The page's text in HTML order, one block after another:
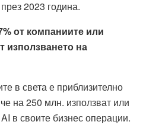
2023 година.
от компаниите или
използването на
в света е приблизително
на 250 млн. използват или
в своите бизнес операции.